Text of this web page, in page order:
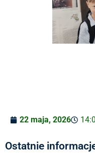
22 maja, 2026
Ostatnie